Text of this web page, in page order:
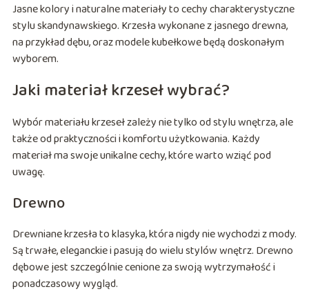
Jasne kolory i naturalne materiały to cechy charakterystyczne
stylu skandynawskiego. Krzesła wykonane z jasnego drewna,
na przykład dębu, oraz modele kubełkowe będą doskonałym
wyborem.
Jaki materiał krzeseł wybrać?
Wybór materiału krzeseł zależy nie tylko od stylu wnętrza, ale
także od praktyczności i komfortu użytkowania. Każdy
materiał ma swoje unikalne cechy, które warto wziąć pod
uwagę.
Drewno
Drewniane krzesła to klasyka, która nigdy nie wychodzi z mody.
Są trwałe, eleganckie i pasują do wielu stylów wnętrz. Drewno
dębowe jest szczególnie cenione za swoją wytrzymałość i
ponadczasowy wygląd.